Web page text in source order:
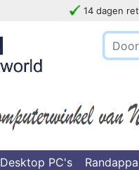
14 dagen
!!!!! LET
Desktop PC's